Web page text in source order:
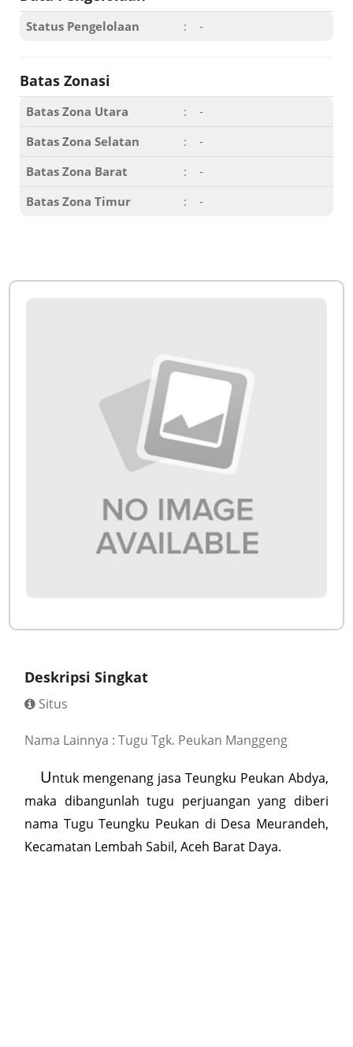
Status Pengelolaan : -
Batas Zonasi
Batas Zona Utara :
-
Batas Zona Selatan
:
-
Batas Zona Barat
:
-
Batas Zona Timur
: -
Deskripsi Singkat
Situs
Nama Lainnya : Tugu Tgk. Peukan Manggeng
Untuk mengenang jasa Teungku Peukan Abdya,
maka dibangunlah tugu perjuangan yang diberi
nama Tugu Teungku Peukan di Desa Meurandeh,
Kecamatan Lembah Sabil, Aceh Barat Daya.